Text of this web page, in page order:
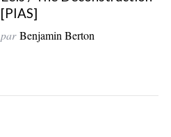
[PIAS]
par Benjamin Berton